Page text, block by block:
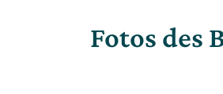
Fotos des